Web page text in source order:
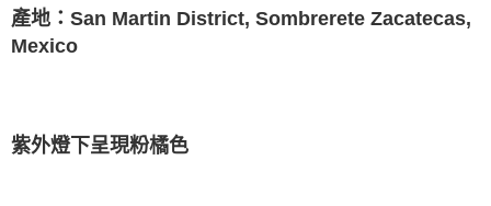
免運費
產地：San Martin District, Sombrerete Zacatecas,
Mexico
紫外燈下呈現粉橘色